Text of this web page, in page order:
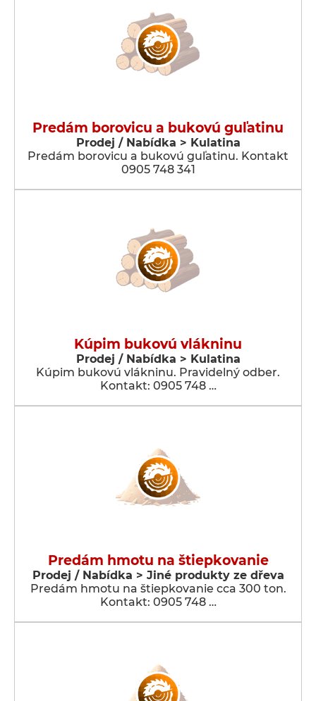
Predám borovicu a bukovú guľatinu
Prodej / Nabídka > Kulatina
Predám borovicu a bukovú guľatinu. Kontakt
0905 748 341
Kúpim bukovú vlákninu
Prodej / Nabídka > Kulatina
Kúpim bukovú vlákninu. Pravidelný odber.
Kontakt: 0905 748 …
Predám hmotu na štiepkovanie
Prodej / Nabídka > Jiné produkty ze dřeva
Predám hmotu na štiepkovanie cca 300 ton.
Kontakt: 0905 748 …